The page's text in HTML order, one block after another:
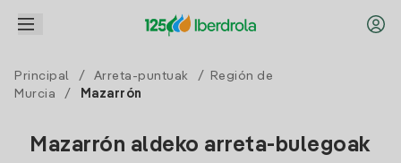
Principal / Arreta-puntuak /
Región de
Murcia
/ Mazarrón
Mazarrón aldeko arreta-bulegoak